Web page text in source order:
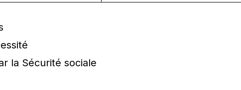
la Sécurité sociale